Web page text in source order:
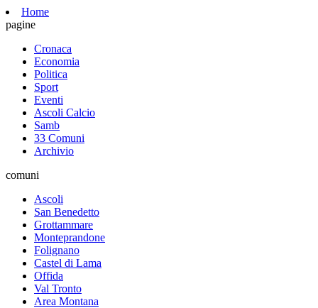
Home
pagine
Cronaca
Economia
Politica
Sport
Eventi
Ascoli Calcio
Samb
33 Comuni
Archivio
comuni
Ascoli
San Benedetto
Grottammare
Monteprandone
Folignano
Castel di Lama
Offida
Val Tronto
Area Montana